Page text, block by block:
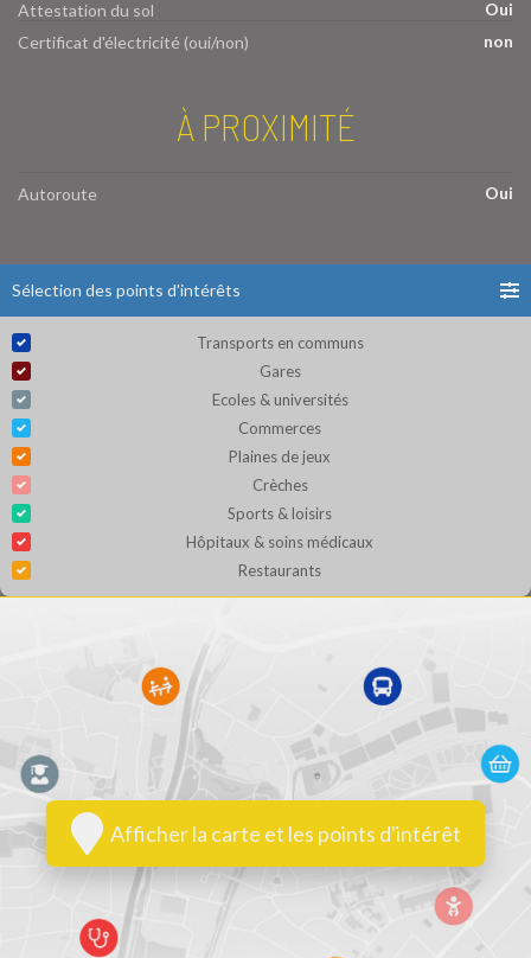
Attestation du sol
Oui
Certificat d'électricité (oui/non)
non
À PROXIMITÉ
Autoroute Oui
Sélection des points d'intérêts
Transports en communs
Gares
Ecoles & universités
Commerces
Plaines de jeux
Crèches
Sports & loisirs
Hôpitaux & soins médicaux
Restaurants
Afficher la carte et les points d'intérêt